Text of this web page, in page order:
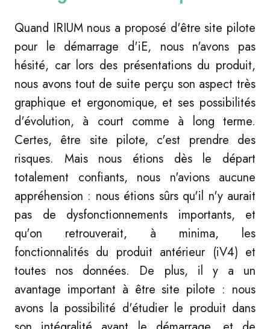
Quand IRIUM nous a proposé d'être site pilote
pour le démarrage d'iE, nous n'avons pas
hésité, car lors des présentations du produit,
nous avons tout de suite perçu son aspect très
graphique et ergonomique, et ses possibilités
d'évolution, à court comme à long terme.
Certes, être site pilote, c'est prendre des
risques. Mais nous étions dès le départ
totalement confiants, nous n'avions aucune
appréhension : nous étions sûrs qu'il n'y aurait
pas de dysfonctionnements importants, et
qu'on retrouverait, à minima, les
fonctionnalités du produit antérieur (iV4) et
toutes nos données. De plus, il y a un
avantage important à être site pilote : nous
avons la possibilité d'étudier le produit dans